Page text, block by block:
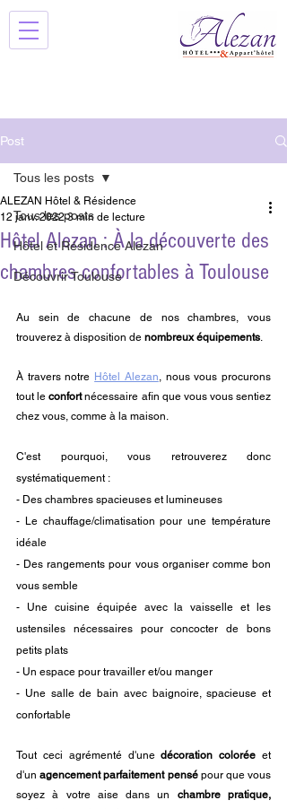
Post
Tous les posts
Hôtel et Résidence Alezan
Découvrir Toulouse
Tous les posts
Hôtel Alezan : À la découverte des
chambres confortables à Toulouse
ALEZAN Hôtel & Résidence
12 janv. 2022 3 min de lecture
Au sein de chacune de nos chambres, vous
trouverez à disposition de nombreux équipements.
À travers notre Hôtel Alezan, nous vous procurons
tout le confort nécessaire afin que vous vous sentiez
chez vous, comme à la maison.
C'est pourquoi, vous retrouverez donc
systématiquement :
- Des chambres spacieuses et lumineuses
- Le chauffage/climatisation pour une température
idéale
- Des rangements pour vous organiser comme bon
vous semble
- Une cuisine équipée avec la vaisselle et les
ustensiles nécessaires pour concocter de bons
petits plats
- Un espace pour travailler et/ou manger
- Une salle de bain avec baignoire, spacieuse et
confortable
Tout ceci agrémenté d'une décoration colorée et
d'un agencement parfaitement pensé pour que vous
soyez à votre aise dans un chambre pratique,